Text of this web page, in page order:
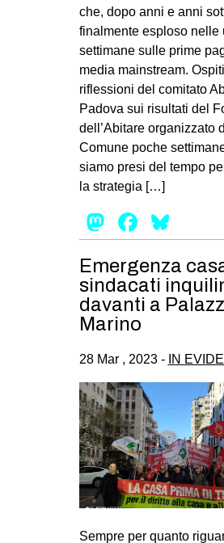
che, dopo anni e anni
finalmente esploso nelle
settimane sulle prime
media mainstream.
riflessioni del comitato
Padova sui risultati del
dell’Abitare organizzato
Comune poche
siamo presi del tempo
la strategia […]
Mastodon
Emergenza
sindacati
davanti a
Marino
28 Mar , 2023 - IN
Sempre per quanto